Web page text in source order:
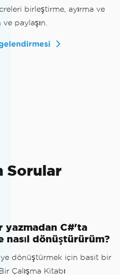
birleştirme, ayırma ve
paylaşın.
Sorular
yazmadan C#'ta
nasıl dönüştürürüm?
dönüştürmek için basit bir
Çalışma Kitabı